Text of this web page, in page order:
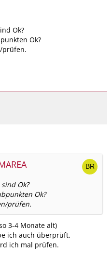
Ok?
Ok?
prüfen.
Ok?
Ok?
prüfen.
3-4 Monate alt)
ich auch überprüft.
ich mal prüfen.